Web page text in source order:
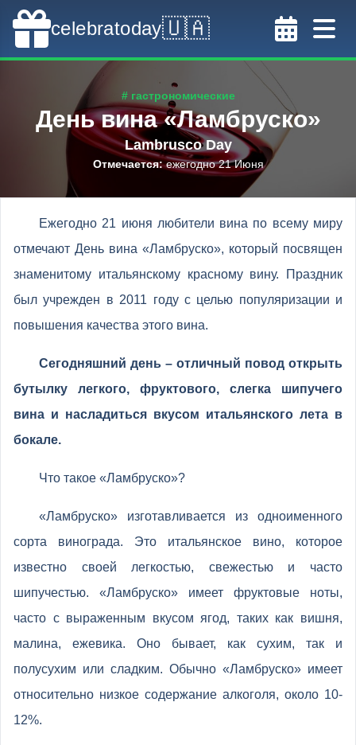
celebratoday🇺🇦
# гастрономические
День вина «Ламбруско»
Lambrusco Day
Отмечается:ежегодно 21 Июня
Ежегодно 21 июня любители вина по всему миру
отмечают День вина «Ламбруско», который посвящен
знаменитому итальянскому красному вину. Праздник
был учрежден в 2011 году с целью популяризации и
повышения качества этого вина.
Сегодняшний день – отличный повод открыть
бутылку легкого, фруктового, слегка шипучего
вина и насладиться вкусом итальянского лета в
бокале.
Что такое «Ламбруско»?
«Ламбруско» изготавливается из одноименного
сорта винограда. Это итальянское вино, которое
известно своей легкостью, свежестью и часто
шипучестью. «Ламбруско» имеет фруктовые ноты,
часто с выраженным вкусом ягод, таких как вишня,
малина, ежевика. Оно бывает, как сухим, так и
полусухим или сладким. Обычно «Ламбруско» имеет
относительно низкое содержание алкоголя, около 10-
12%.